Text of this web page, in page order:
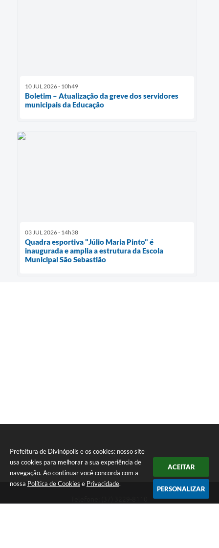
Prefeitura de Divinópolis e os cookies: nosso site
usa cookies para melhorar a sua experiência de
navegação. Ao continuar você concorda com a
nossa Política de Cookies e Privacidade.
ACEITAR
PERSONALIZAR
10 JUL 2026 - 10h49
Boletim – Atualização da greve dos servidores
municipais da Educação
03 JUL 2026 - 14h38
Quadra esportiva "Júlio Maria Pinto" é
inaugurada e amplia a estrutura da Escola
Municipal São Sebastião